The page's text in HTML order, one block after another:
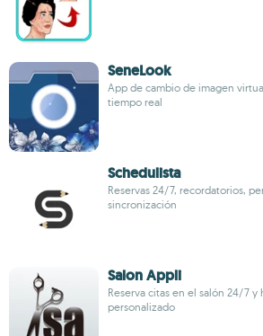
SeneLook
App de cambio de imagen
tiempo real
Schedulista
Reservas 24/7, recordatorios,
sincronización
Salon Appli
Reserva citas en el salón 24/7
personalizado